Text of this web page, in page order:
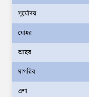
পার্বত্য প্রতিমন্ত্রীর
সূর্যোদয়
যোহর
আছর
মাগরিব
এশা